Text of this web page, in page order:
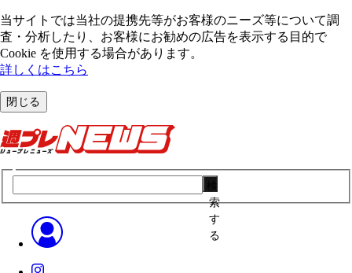
当サイトでは当社の提携先等がお客様のニーズ等について調
査・分析したり、お客様にお勧めの広告を表⽰する⽬的で
Cookie を使⽤する場合があります。
詳しくはこちら
閉じる
索
す
る